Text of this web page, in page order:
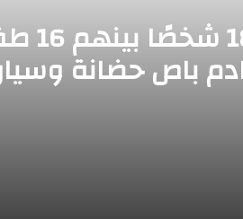
إصابة 18
باص حضانة
والمستشفى